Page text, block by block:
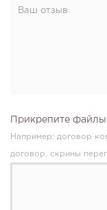
Прикрепите
Например: договор
договор, скрины